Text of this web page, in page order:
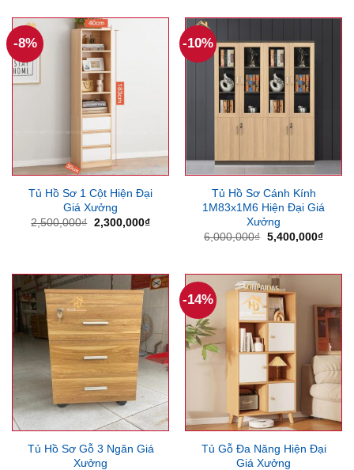
-8%
Tủ Hồ Sơ 1 Cột Hiện Đại
Giá Xưởng
2,500,000₫ Giá
2,300,000₫Giá
-10%
Tủ Hồ Sơ Cánh Kính
1M83x1M6 Hiện Đại Giá
Xưởng
6,000,000₫ Giá
5,400,000₫Giá
Tủ Hồ Sơ Gỗ 3 Ngăn Giá
Xưởng
-14%
Tủ Gỗ Đa Năng Hiện Đại
Giá Xưởng